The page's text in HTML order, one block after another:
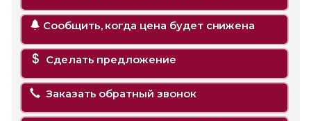
Сообщить, когда цена будет снижена
Сделать предложение
Заказать обратный звонок